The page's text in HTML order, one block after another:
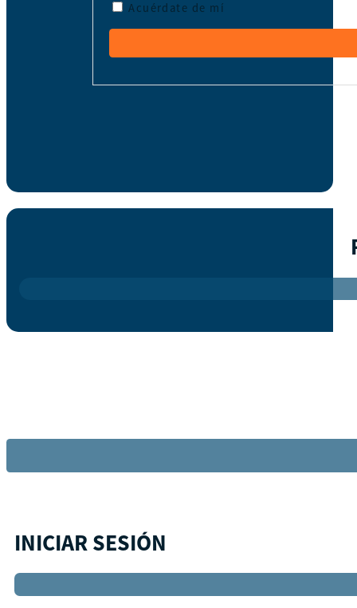
Acuérdate de mí
INICIAR SESIÓN